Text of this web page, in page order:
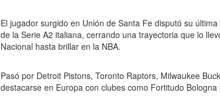
El jugador surgido en Unión de Santa Fe disputó su
de la Serie A2 italiana, cerrando una trayectoria que lo
Nacional hasta brillar en la NBA.
Pasó por Detroit Pistons, Toronto Raptors, Milwaukee
destacarse en Europa con clubes como Fortitudo Bologna